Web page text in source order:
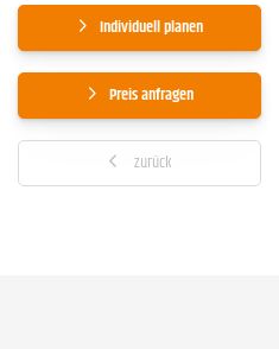
Individuell planen
Preis anfragen
zurück